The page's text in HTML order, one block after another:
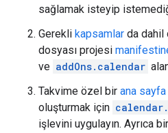
sağlamak isteyip
Gerekli kapsamlar da dahil
dosyası projesi
ve addOns.calendar
Takvime özel bir ana sayfa
oluşturmak için
işlevini uygulayın. Ayrıca